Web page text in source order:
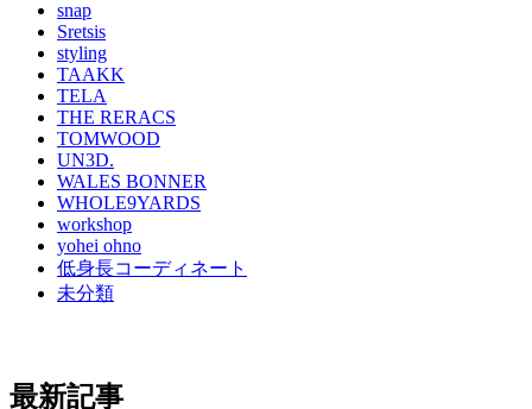
snap
Sretsis
styling
TAAKK
TELA
THE RERACS
TOMWOOD
UN3D.
WALES BONNER
WHOLE9YARDS
workshop
yohei ohno
低身長コーディネート
未分類
最新記事